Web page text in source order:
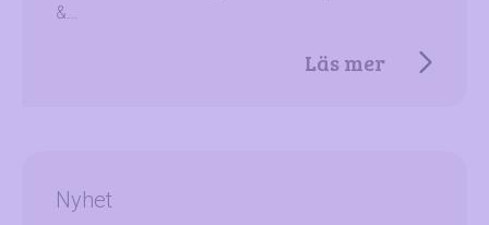
&…
Läs mer
Nyhet